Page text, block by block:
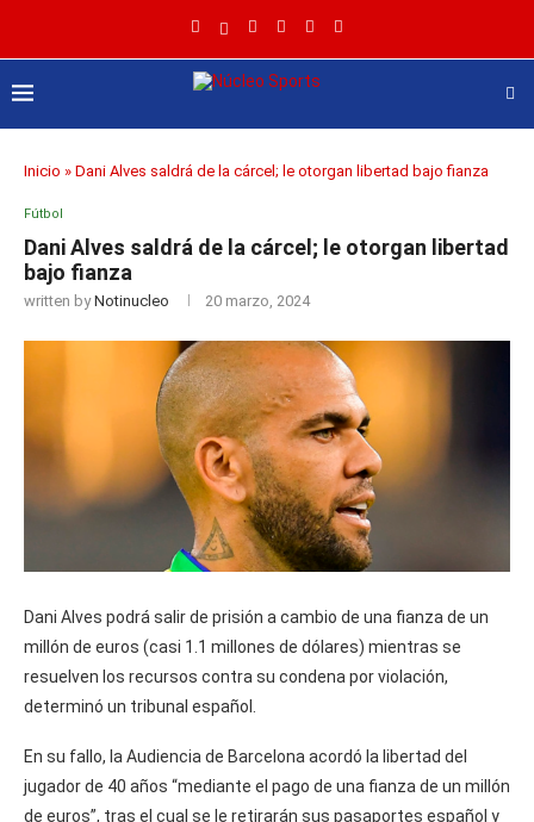
Inicio » Dani Alves saldrá de la cárcel; le otorgan libertad bajo fianza
Fútbol
Dani Alves saldrá de la cárcel; le otorgan libertad
bajo fianza
written byNotinucleo 20 marzo, 2024
Dani Alves podrá salir de prisión a cambio de una fianza de un
millón de euros (casi 1.1 millones de dólares) mientras se
resuelven los recursos contra su condena por violación,
determinó un tribunal español.
En su fallo, la Audiencia de Barcelona acordó la libertad del
jugador de 40 años “mediante el pago de una fianza de un millón
de euros”, tras el cual se le retirarán sus pasaportes español y